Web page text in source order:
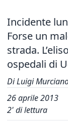
Incidente
Forse un
strada.
ospedali di
Di Luigi
26 aprile 2013
2' di lettura